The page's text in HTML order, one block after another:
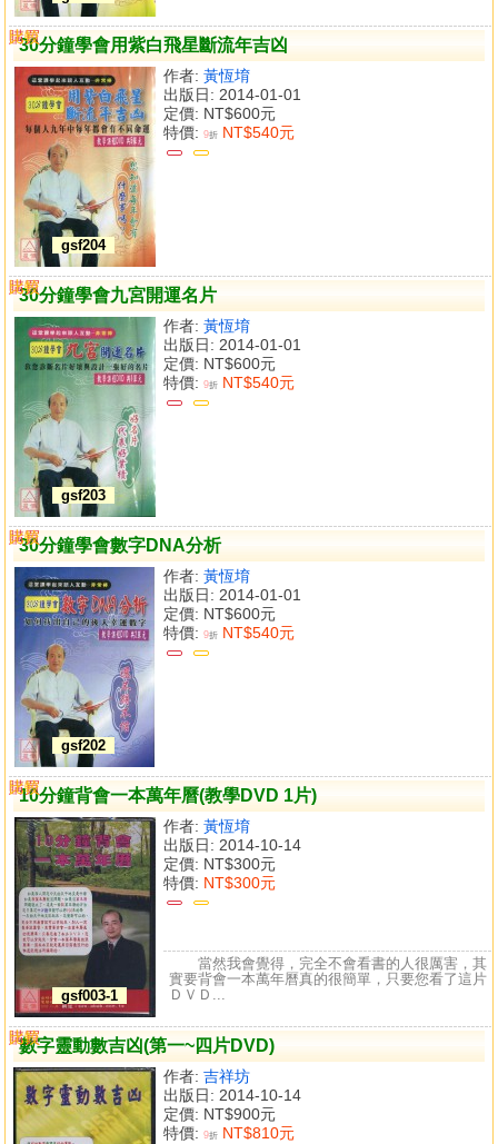
30分鐘學會用紫白飛星斷流年吉凶
gsf204
作者: 黃恆堉
出版日: 2014-01-01
定價: NT$600元
特價: 9折 NT$540元
購買
比較
30分鐘學會九宮開運名片
gsf203
作者: 黃恆堉
出版日: 2014-01-01
定價: NT$600元
特價: 9折 NT$540元
購買
比較
30分鐘學會數字DNA分析
gsf202
作者: 黃恆堉
出版日: 2014-01-01
定價: NT$600元
特價: 9折 NT$540元
購買
比較
10分鐘背會一本萬年曆(教學DVD 1片)
gsf003-1
作者: 黃恆堉
出版日: 2014-10-14
定價: NT$300元
特價: NT$300元
購買
比較
當然我會覺得，完全不會看書的人很厲害，其
實要背會一本萬年曆真的很簡單，只要您看了這片
ＤＶＤ...
數字靈動數吉凶(第一~四片DVD)
作者: 吉祥坊
出版日: 2014-10-14
定價: NT$900元
特價: 9折 NT$810元
購買
比較